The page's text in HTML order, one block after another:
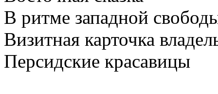
В ритме западной
Визитная карточка
Персидские красавицы